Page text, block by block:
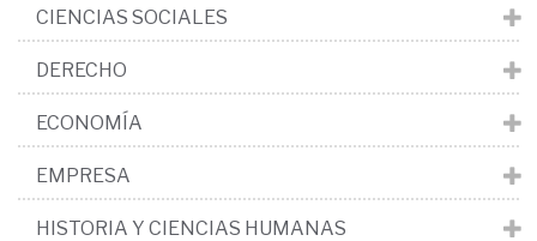
CIENCIAS SOCIALES
DERECHO
ECONOMÍA
EMPRESA
HISTORIA Y CIENCIAS HUMANAS